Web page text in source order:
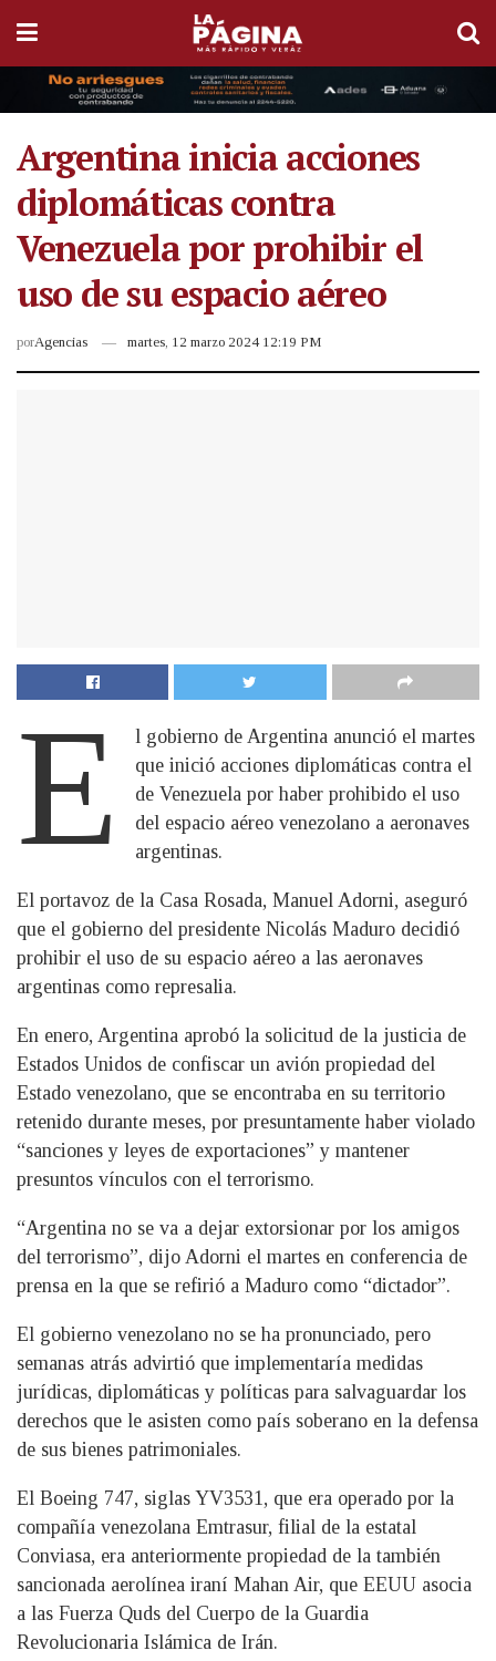
Argentina inicia acciones
diplomáticas contra
Venezuela por prohibir el
uso de su espacio aéreo
porAgencias martes, 12 marzo 2024 12:19 PM
E
l gobierno de Argentina anunció el martes
que inició acciones diplomáticas contra el
de Venezuela por haber prohibido el uso
del espacio aéreo venezolano a aeronaves
argentinas.
El portavoz de la Casa Rosada, Manuel Adorni, aseguró
que el gobierno del presidente Nicolás Maduro decidió
prohibir el uso de su espacio aéreo a las aeronaves
argentinas como represalia.
En enero, Argentina aprobó la solicitud de la justicia de
Estados Unidos de confiscar un avión propiedad del
Estado venezolano, que se encontraba en su territorio
retenido durante meses, por presuntamente haber violado
“sanciones y leyes de exportaciones” y mantener
presuntos vínculos con el terrorismo.
“Argentina no se va a dejar extorsionar por los amigos
del terrorismo”, dijo Adorni el martes en conferencia de
prensa en la que se refirió a Maduro como “dictador”.
El gobierno venezolano no se ha pronunciado, pero
semanas atrás advirtió que implementaría medidas
jurídicas, diplomáticas y políticas para salvaguardar los
derechos que le asisten como país soberano en la defensa
de sus bienes patrimoniales.
El Boeing 747, siglas YV3531, que era operado por la
compañía venezolana Emtrasur, filial de la estatal
Conviasa, era anteriormente propiedad de la también
sancionada aerolínea iraní Mahan Air, que EEUU asocia
a las Fuerza Quds del Cuerpo de la Guardia
Revolucionaria Islámica de Irán.